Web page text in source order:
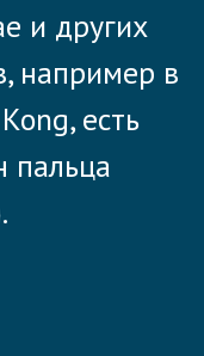
и других
например в
есть
пальца